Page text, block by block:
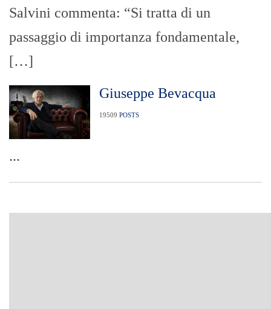
Salvini commenta: “Si tratta di un
passaggio di importanza fondamentale,
[…]
Giuseppe Bevacqua
19509 POSTS
...